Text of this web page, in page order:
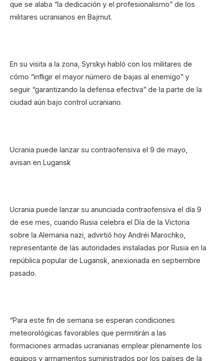
que se alaba “la dedicación y el profesionalismo” de los
militares ucranianos en Bajmut.
En su visita a la zona, Syrskyi habló con los militares de
cómo “infligir el mayor número de bajas al enemigo” y
seguir “garantizando la defensa efectiva” de la parte de la
ciudad aún bajo control ucraniano.
Ucrania puede lanzar su contraofensiva el 9 de mayo,
avisan en Lugansk
Ucrania puede lanzar su anunciada contraofensiva el día 9
de ese mes, cuando Rusia celebra el Día de la Victoria
sobre la Alemania nazi, advirtió hoy Andréi Marochko,
representante de las autoridades instaladas por Rusia en la
república popular de Lugansk, anexionada en septiembre
pasado.
“Para este fin de semana se esperan condiciones
meteorológicas favorables que permitirán a las
formaciones armadas ucranianas emplear plenamente los
equipos y armamentos suministrados por los países de la